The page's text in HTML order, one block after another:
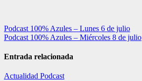
Navegación
de
entradas
Podcast 100% Azules – Lunes 6 de julio
Podcast 100% Azules – Miércoles 8 de julio
Entrada relacionada
Actualidad Podcast